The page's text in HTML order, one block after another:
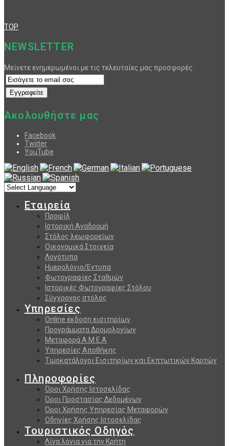
TOP
NEWSLETTER
Μείνετε ενημερωμένοι με τις τελευταίες μας προσφορές.
Ακολουθήστε μας
Facebook
Twiiter
YouTube
Εταιρεία
Προφίλ
Ιστορική Αναδρομή
Στόλος λεωφορείων
Οικονομικά Στοιχεία
Λογότυπα
Ημερολόγιο/Εντυπα
Φωτογραφίες Σταθμών
Ιστορικές Φωτογραφίες Στόλου
Σύγχρονος στόλος
Υπηρεσίες
Online έκδοση εισιτηρίων
Προγράμματα Δρομολογίων
Μεταφορά Α.Μ.Ε.Α
Υπηρεσίες Αποθήκης
Τιμοκατάλογοι Εισιτηρίων και Εκπτωτικών Καρτών
Πληροφορίες
Όροι Χρήσης Ιστοσελίδας
Όροι Προστασίας Δεδομένων
Όροι Χρήσης Υπηρεσίας Μεταφορών
Οδηγίες Χρήσης Ιστοσελίδας
Τουριστικός Οδηγός
Λίγα λόγια για την Κρήτη